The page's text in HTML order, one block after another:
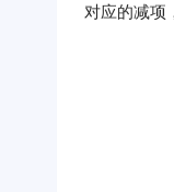
对应的减项